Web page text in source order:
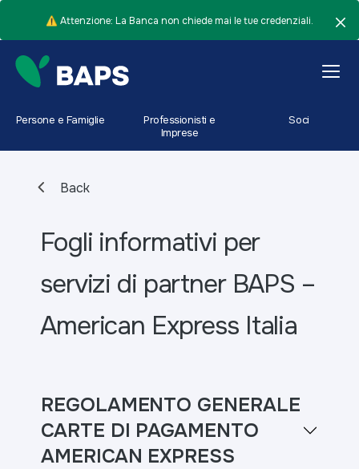
⚠️ Attenzione: La Banca non chiede mai le tue credenziali.
Persone e Famiglie
Professionisti e
Imprese
Soci
Back
Fogli informativi per
servizi di partner BAPS –
American Express Italia
REGOLAMENTO GENERALE
CARTE DI PAGAMENTO
AMERICAN EXPRESS